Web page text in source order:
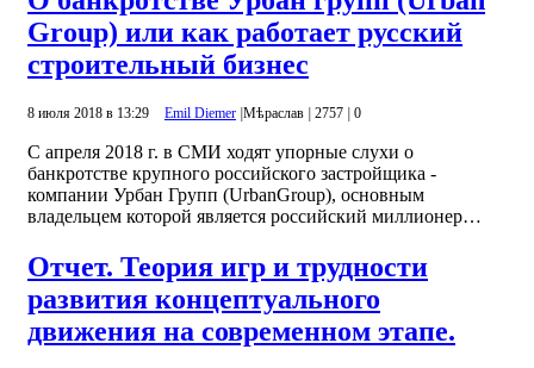
Group) или как работает русский
строительный бизнес
8 июля 2018 в 13:29 Emil Diemer |Mѣраслав | 2757 | 0
С апреля 2018 г. в СМИ ходят упорные слухи о
банкротстве крупного российского застройщика -
компании Урбан Групп (UrbanGroup), основным
владельцем которой является российский миллионер…
Отчет. Теория игр и трудности
развития концептуального
движения на современном этапе.